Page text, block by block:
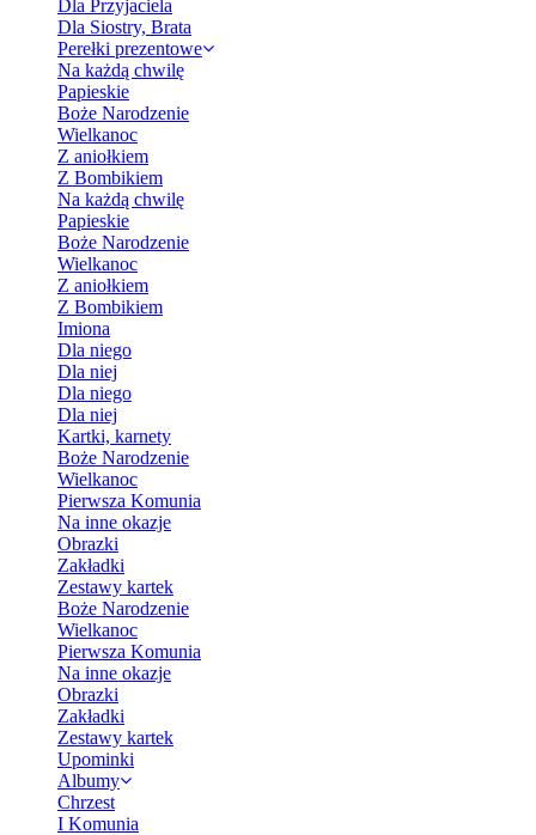
Dla Przyjaciela
Dla Siostry, Brata
Perełki prezentowe
Na każdą chwilę
Papieskie
Boże Narodzenie
Wielkanoc
Z aniołkiem
Z Bombikiem
Na każdą chwilę
Papieskie
Boże Narodzenie
Wielkanoc
Z aniołkiem
Z Bombikiem
Imiona
Dla niego
Dla niej
Dla niego
Dla niej
Kartki, karnety
Boże Narodzenie
Wielkanoc
Pierwsza Komunia
Na inne okazje
Obrazki
Zakładki
Zestawy kartek
Boże Narodzenie
Wielkanoc
Pierwsza Komunia
Na inne okazje
Obrazki
Zakładki
Zestawy kartek
Upominki
Albumy
Chrzest
I Komunia